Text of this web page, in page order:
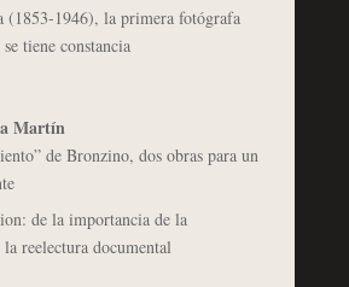
(1853-1946), la primera fotógrafa
tiene constancia
Martín
de Bronzino, dos obras para un
de la importancia de la
reelectura documental